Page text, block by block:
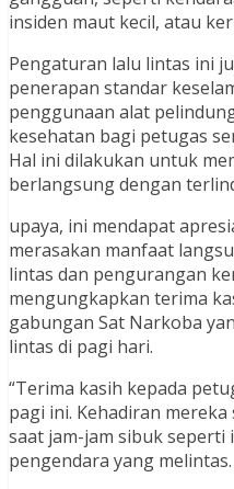
insiden maut kecil, atau
Pengaturan lalu lintas ini
penerapan standar
penggunaan alat
kesehatan bagi petugas
Hal ini dilakukan untuk
berlangsung dengan
upaya, ini mendapat
merasakan manfaat
lintas dan pengurangan
mengungkapkan terima
gabungan Sat Narkoba
lintas di pagi hari.
“Terima kasih kepada
pagi ini. Kehadiran
saat jam-jam sibuk seperti
pengendara yang melintas.